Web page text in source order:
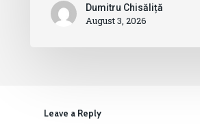
Dumitru Chisăliță
August 3, 2026
Leave a Reply